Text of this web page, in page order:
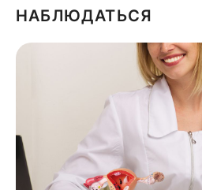
НАБЛЮДАТЬСЯ